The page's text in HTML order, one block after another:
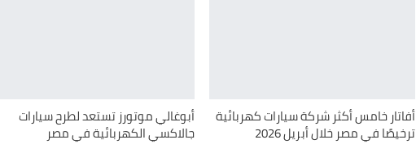
أفاتار خامس أكثر شركة سيارات كهربائية
ترخيصًا في مصر خلال أبريل 2026
أبوغالي موتورز تستعد لطرح سيارات
جالاكسي الكهربائية في مصر